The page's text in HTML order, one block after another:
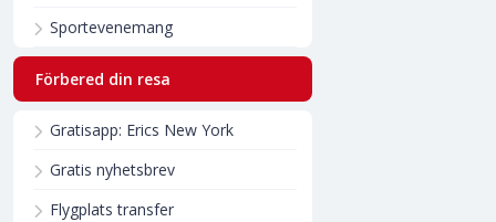
Sportevenemang
Förbered din resa
Gratisapp: Erics New York
Gratis nyhetsbrev
Flygplats transfer